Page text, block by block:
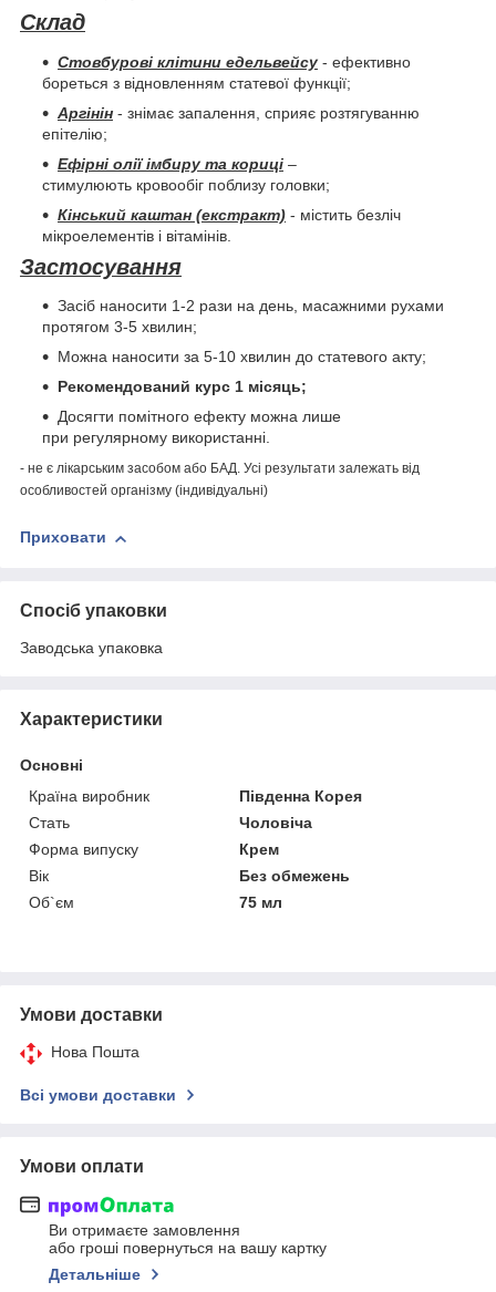
Склад
Стовбурові клітини едельвейсу - ефективно
бореться з відновленням статевої функції;
Аргінін - знімає запалення, сприяє розтягуванню
епітелію;
Ефірні олії імбиру та кориці –
стимулюють кровообіг поблизу головки;
Кінський каштан (екстракт) - містить безліч
мікроелементів і вітамінів.
Застосування
Засіб наносити 1-2 рази на день, масажними рухами
протягом 3-5 хвилин;
Можна наносити за 5-10 хвилин до статевого акту;
Рекомендований курс 1 місяць;
Досягти помітного ефекту можна лише
при регулярному використанні.
- не є лікарським засобом або БАД. Усі результати залежать від
особливостей організму (індивідуальні)
Приховати
Спосіб упаковки
Заводська упаковка
Характеристики
Основні
Країна виробник
Південна Корея
Стать
Чоловіча
Форма випуску
Крем
Вік
Без обмежень
Об`єм
75 мл
Умови доставки
Нова Пошта
Всі умови доставки
Умови оплати
Ви отримаєте замовлення
або гроші повернуться на вашу картку
Детальніше